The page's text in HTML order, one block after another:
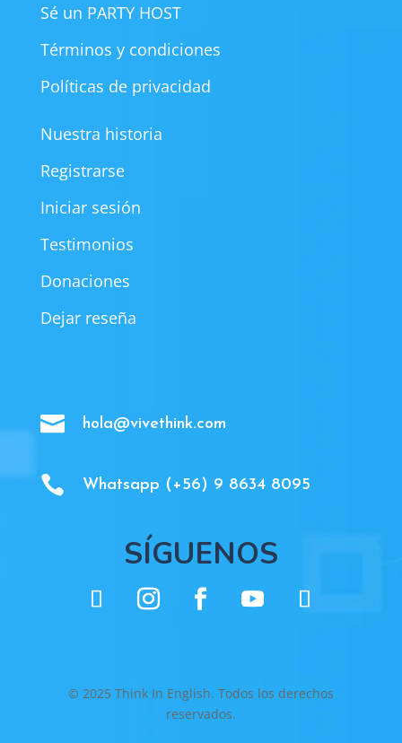
Sé un PARTY HOST
Términos y condiciones
Políticas de privacidad
Nuestra historia
Registrarse
Iniciar sesión
Testimonios
Donaciones
Dejar reseña
 hola@vivethink.com
 Whatsapp (+56) 9 8634 8095
SÍGUENOS
© 2025 Think In English. Todos los derechos
reservados.